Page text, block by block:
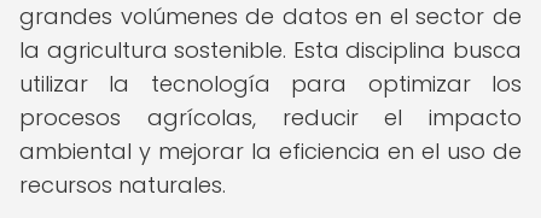
grandes volúmenes de datos en el sector de
la agricultura sostenible. Esta disciplina busca
utilizar la tecnología para optimizar los
procesos agrícolas, reducir el impacto
ambiental y mejorar la eficiencia en el uso de
recursos naturales.